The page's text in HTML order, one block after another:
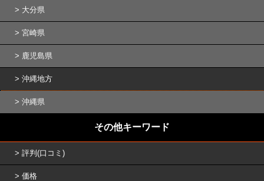
大分県
宮崎県
鹿児島県
沖縄地方
沖縄県
その他キーワード
評判(口コミ)
価格